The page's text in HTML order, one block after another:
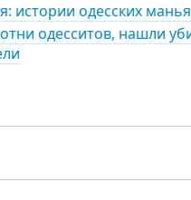
одесских
одесситов, нашли